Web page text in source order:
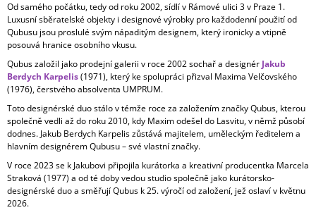
Od samého počátku, tedy od roku 2002, sídlí v Rámové ulici 3 v Praze 1.
Luxusní sběratelské objekty i designové výrobky pro každodenní použití od
Qubusu jsou proslulé svým nápaditým designem, který ironicky a vtipně
posouvá hranice osobního vkusu.
Qubus založil jako prodejní galerii v roce 2002 sochař a designér Jakub
Berdych Karpelis(1971), který ke spolupráci přizval Maxima Velčovského
(1976), čerstvého absolventa UMPRUM.
Toto designérské duo stálo v témže roce za založením značky Qubus, kterou
společně vedli až do roku 2010, kdy Maxim odešel do Lasvitu, v němž působí
dodnes. Jakub Berdych Karpelis zůstává majitelem, uměleckým ředitelem a
hlavním designérem Qubusu – své vlastní značky.
V roce 2023 se k Jakubovi připojila kurátorka a kreativní producentka Marcela
Straková (1977) a od té doby vedou studio společně jako kurátorsko-
designérské duo a směřují Qubus k 25. výročí od založení, jež oslaví v květnu
2026.